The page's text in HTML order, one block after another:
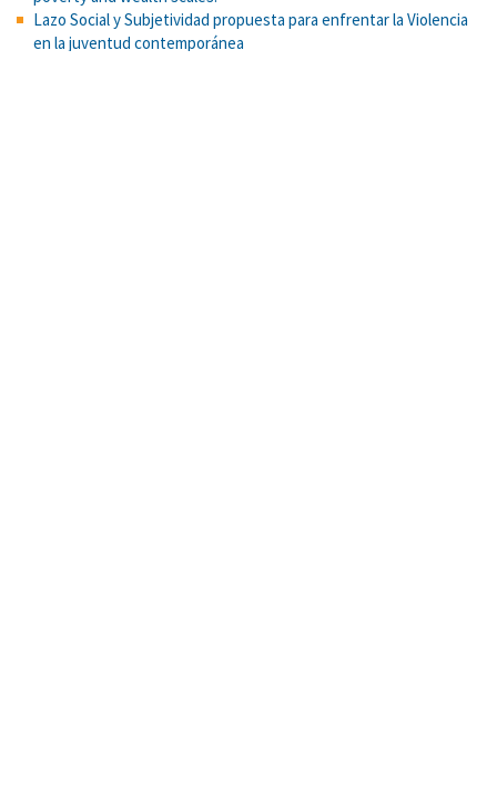
Lazo Social y Subjetividad propuesta para enfrentar la Violencia
en la juventud contemporánea